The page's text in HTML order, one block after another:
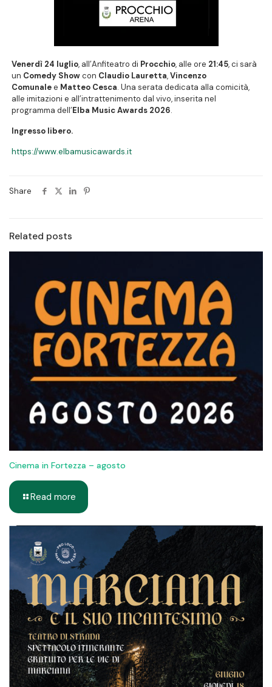
Venerdì 24 luglio, all’Anfiteatro di Procchio, alle ore 21:45, ci sarà
un Comedy Showcon Claudio Lauretta,Vincenzo
Comunalee Matteo Cesca. Una serata dedicata alla comicità,
alle imitazioni e all’intrattenimento dal vivo, inserita nel
programma dell’Elba Music Awards 2026.
Ingresso libero.
https://www.elbamusicawards.it
Share
Related posts
Cinema in Fortezza – agosto
Read more